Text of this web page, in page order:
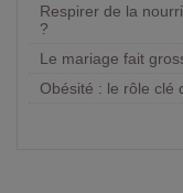
Respirer de la
?
Le mariage fait
Obésité : le rôle clé